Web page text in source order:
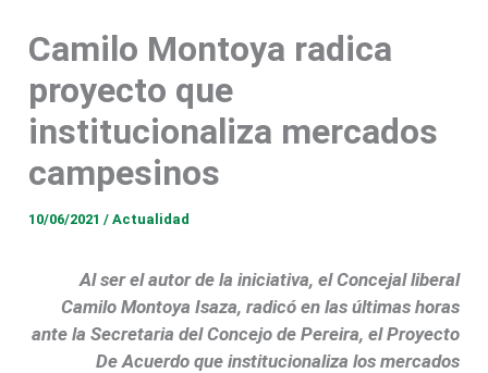
Camilo Montoya radica
proyecto que
institucionaliza mercados
campesinos
10/06/2021/Actualidad
Al ser el autor de la iniciativa, el Concejal liberal
Camilo Montoya Isaza, radicó en las últimas horas
ante la Secretaria del Concejo de Pereira, el Proyecto
De Acuerdo que institucionaliza los mercados